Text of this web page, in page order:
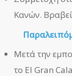
Κανών.
Μετά την
το El Gran